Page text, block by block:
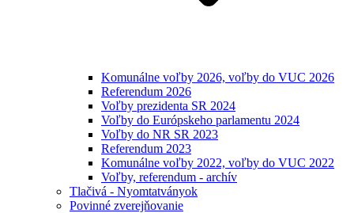
Komunálne voľby 2026, voľby do VUC 2026
Referendum 2026
Voľby prezidenta SR 2024
Voľby do Európskeho parlamentu 2024
Voľby do NR SR 2023
Referendum 2023
Komunálne voľby 2022, voľby do VUC 2022
Voľby, referendum - archív
Tlačivá - Nyomtatványok
Povinné zverejňovanie